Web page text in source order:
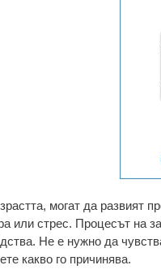
могат да развият
или стрес. Процесът на
Не е нужно да
какво го причинява.